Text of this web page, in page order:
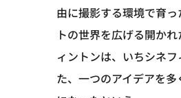
由に撮影する環境で育
トの世界を広げる開か
ィントンは、いちシネ
た、一つのアイデアを